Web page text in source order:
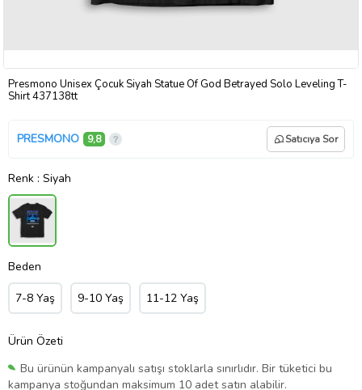
Presmono Unisex Çocuk Siyah Statue Of God Betrayed Solo Leveling T-
Shirt 437138tt
PRESMONO 9,8 Satıcıya Sor
Renk : Siyah
Beden
7-8 Yaş 9-10 Yaş 11-12 Yaş
Ürün Özeti
Bu ürünün kampanyalı satışı stoklarla sınırlıdır. Bir tüketici bu
kampanya stoğundan maksimum 10 adet satın alabilir.